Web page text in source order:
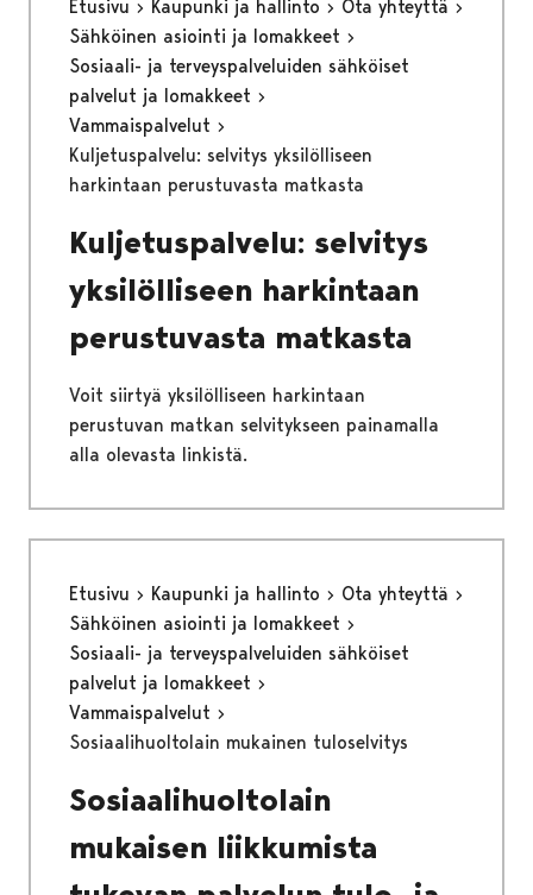
Etusivu Kaupunki ja hallinto
Ota yhteyttä
Sähköinen asiointi ja lomakkeet
Sosiaali- ja terveyspalveluiden sähköiset
palvelut ja lomakkeet
Vammaispalvelut
Kuljetuspalvelu: selvitys yksilölliseen
harkintaan perustuvasta matkasta
Kuljetuspalvelu: selvitys
yksilölliseen harkintaan
perustuvasta matkasta
Voit siirtyä yksilölliseen harkintaan
perustuvan matkan selvitykseen painamalla
alla olevasta linkistä.
Etusivu Kaupunki ja hallinto
Ota yhteyttä
Sähköinen asiointi ja lomakkeet
Sosiaali- ja terveyspalveluiden sähköiset
palvelut ja lomakkeet
Vammaispalvelut
Sosiaalihuoltolain mukainen tuloselvitys
Sosiaalihuoltolain
mukaisen liikkumista